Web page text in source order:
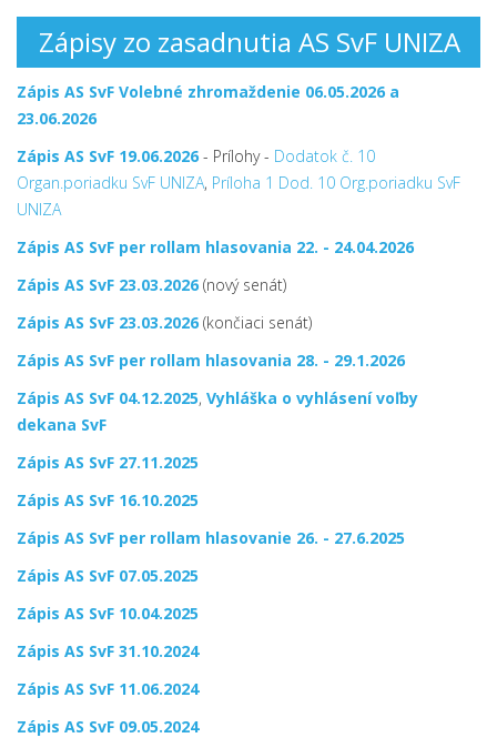
Zápisy zo zasadnutia AS SvF UNIZA
Zápis AS SvF Volebné zhromaždenie 06.05.2026 a
23.06.2026
Zápis AS SvF 19.06.2026 - Prílohy - Dodatok č. 10
Organ.poriadku SvF UNIZA, Príloha 1 Dod. 10 Org.poriadku SvF
UNIZA
Zápis AS SvF per rollam hlasovania 22. - 24.04.2026
Zápis AS SvF 23.03.2026 (nový senát)
Zápis AS SvF 23.03.2026 (končiaci senát)
Zápis AS SvF per rollam hlasovania 28. - 29.1.2026
Zápis AS SvF 04.12.2025, Vyhláška o vyhlásení voľby
dekana SvF
Zápis AS SvF 27.11.2025
Zápis AS SvF 16.10.2025
Zápis AS SvF per rollam hlasovanie 26. - 27.6.2025
Zápis AS SvF 07.05.2025
Zápis AS SvF 10.04.2025
Zápis AS SvF 31.10.2024
Zápis AS SvF 11.06.2024
Zápis AS SvF 09.05.2024